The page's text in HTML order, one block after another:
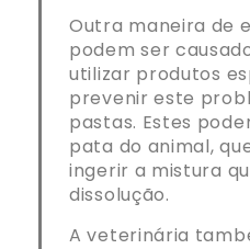
Outra maneira de
podem ser
utilizar produtos
prevenir este
pastas. Estes
pata do animal,
ingerir a mistura
dissolução.
A veterinária